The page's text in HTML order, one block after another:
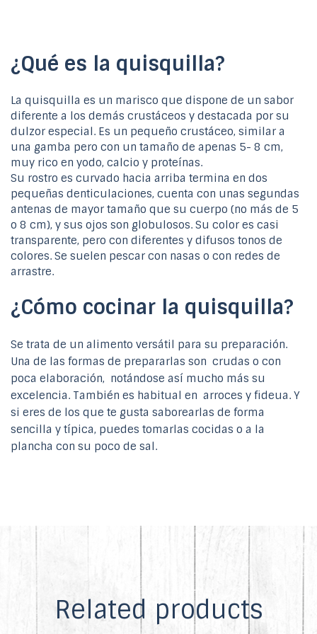
¿Qué es la quisquilla?
La quisquilla es un marisco que dispone de un sabor
diferente a los demás crustáceos y destacada por su
dulzor especial. Es un pequeño crustáceo, similar a
una gamba pero con un tamaño de apenas 5- 8 cm,
muy rico en yodo, calcio y proteínas.
Su rostro es curvado hacia arriba termina en dos
pequeñas denticulaciones, cuenta con unas segundas
antenas de mayor tamaño que su cuerpo (no más de 5
o 8 cm), y sus ojos son globulosos. Su color es casi
transparente, pero con diferentes y difusos tonos de
colores. Se suelen pescar con nasas o con redes de
arrastre.
¿Cómo cocinar la quisquilla?
Se trata de un alimento versátil para su preparación.
Una de las formas de prepararlas son crudas o con
poca elaboración, notándose así mucho más su
excelencia. También es habitual en arroces y fideua. Y
si eres de los que te gusta saborearlas de forma
sencilla y típica, puedes tomarlas cocidas o a la
plancha con su poco de sal.
Related products